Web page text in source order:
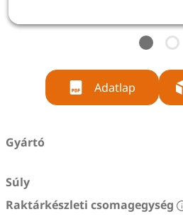
Adatlap
Gyártó
Súly
Raktárkészleti csomagegység